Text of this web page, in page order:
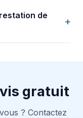
de
+
gratuit
? Contactez